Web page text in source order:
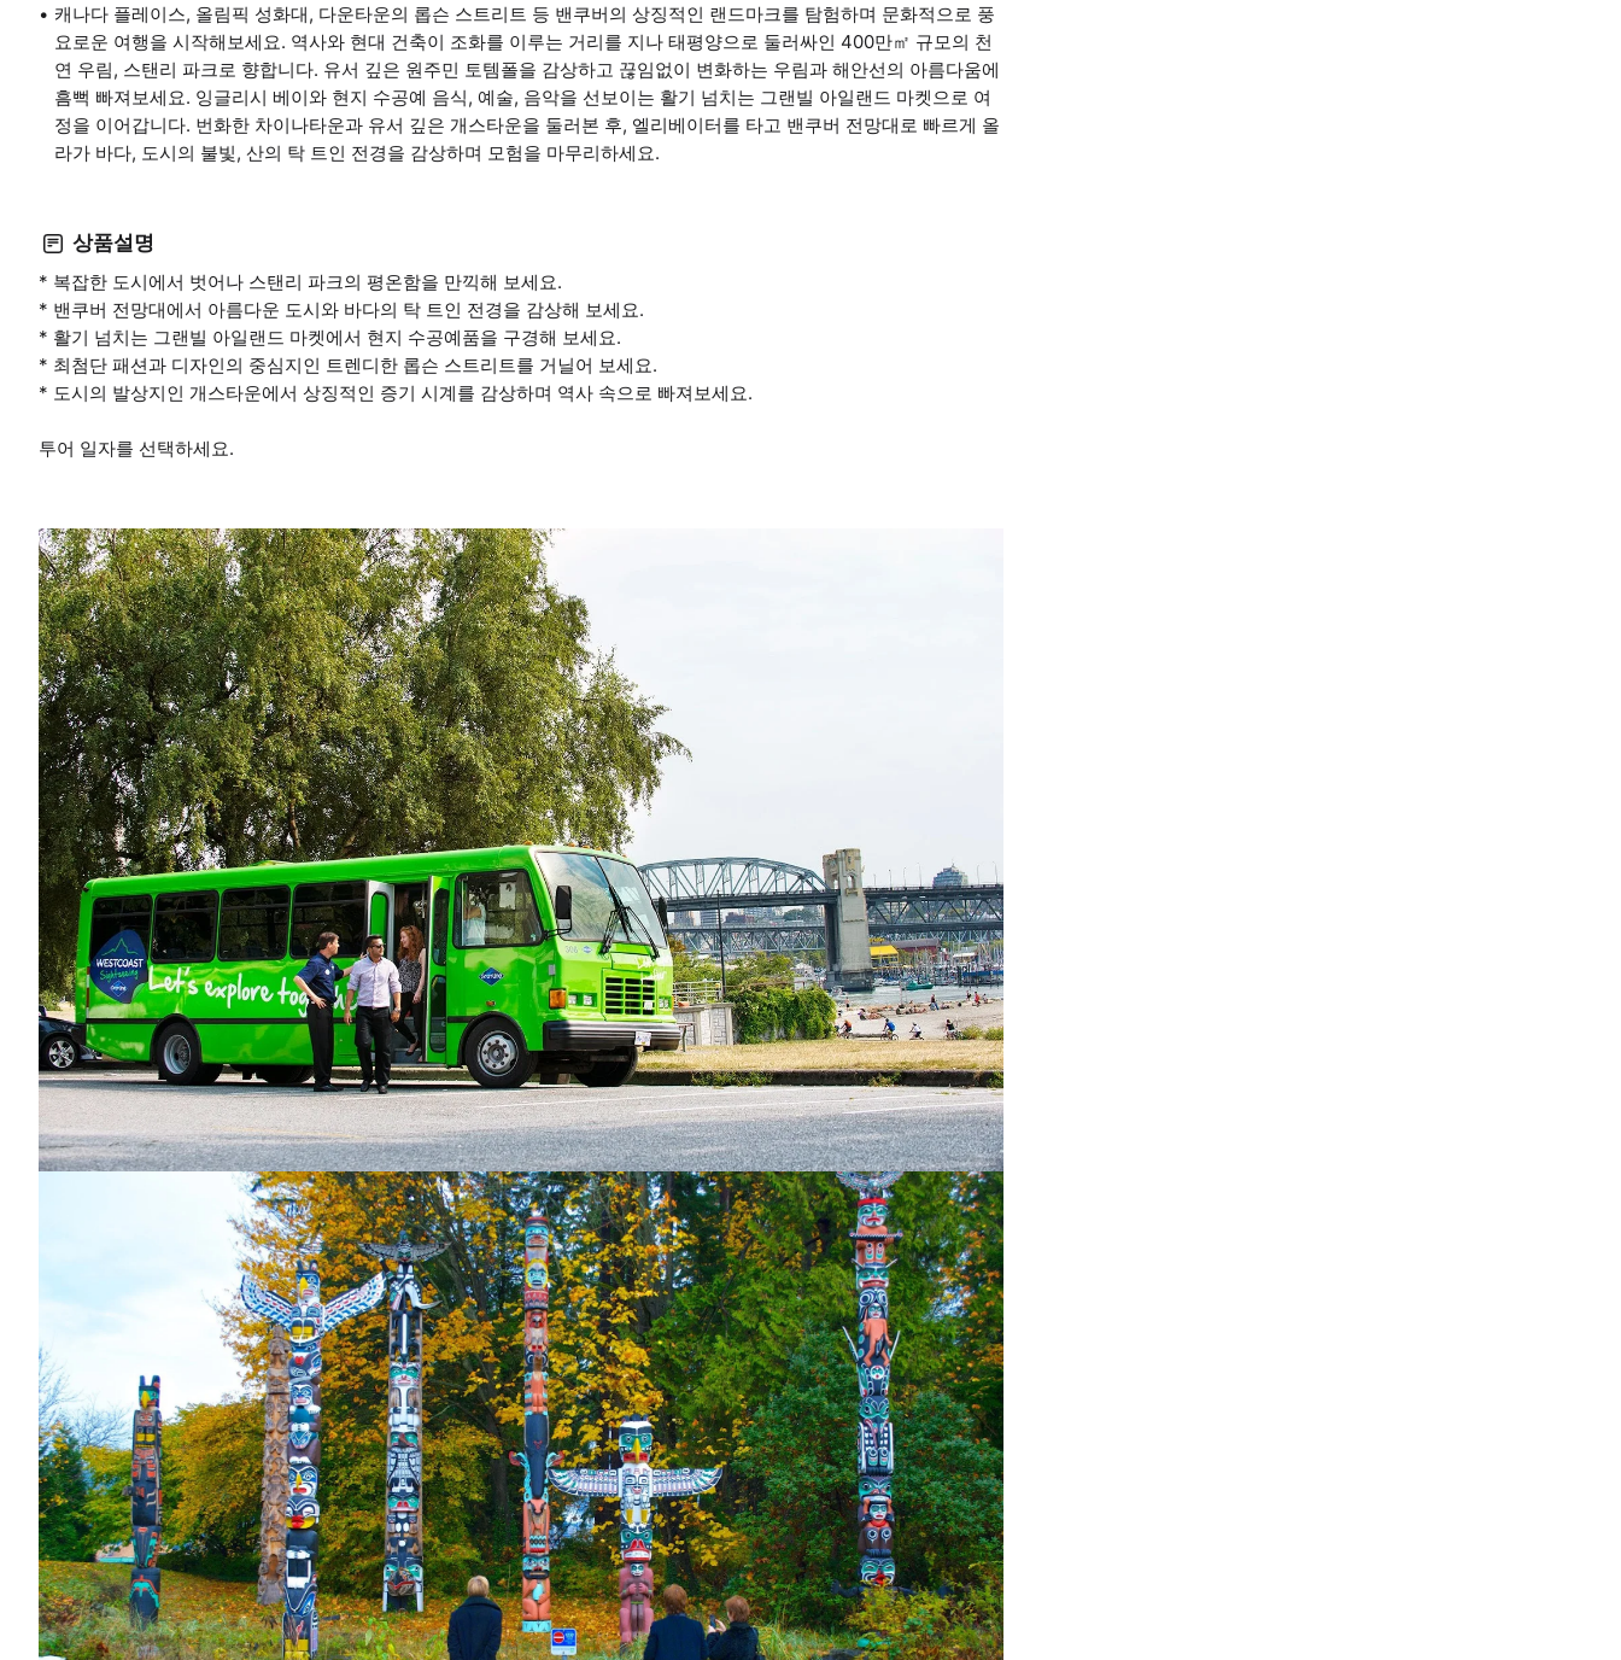
캐나다 플레이스, 올림픽 성화대, 다운타운의 롭슨 스트리트 등 밴쿠버의 상징적인 랜드마크를 탐험하며 문화적으로 풍
요로운 여행을 시작해보세요. 역사와 현대 건축이 조화를 이루는 거리를 지나 태평양으로 둘러싸인 400만㎡ 규모의 천
연 우림, 스탠리 파크로 향합니다. 유서 깊은 원주민 토템폴을 감상하고 끊임없이 변화하는 우림과 해안선의 아름다움에
흠뻑 빠져보세요. 잉글리시 베이와 현지 수공예 음식, 예술, 음악을 선보이는 활기 넘치는 그랜빌 아일랜드 마켓으로 여
정을 이어갑니다. 번화한 차이나타운과 유서 깊은 개스타운을 둘러본 후, 엘리베이터를 타고 밴쿠버 전망대로 빠르게 올
라가 바다, 도시의 불빛, 산의 탁 트인 전경을 감상하며 모험을 마무리하세요.
상품설명
* 복잡한 도시에서 벗어나 스탠리 파크의 평온함을 만끽해 보세요.
* 밴쿠버 전망대에서 아름다운 도시와 바다의 탁 트인 전경을 감상해 보세요.
* 활기 넘치는 그랜빌 아일랜드 마켓에서 현지 수공예품을 구경해 보세요.
* 최첨단 패션과 디자인의 중심지인 트렌디한 롭슨 스트리트를 거닐어 보세요.
* 도시의 발상지인 개스타운에서 상징적인 증기 시계를 감상하며 역사 속으로 빠져보세요.
투어 일자를 선택하세요.